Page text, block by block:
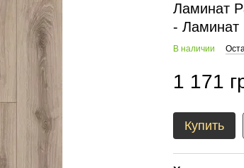
Ламинат
- Ламинат
В наличии
1 171
Купить